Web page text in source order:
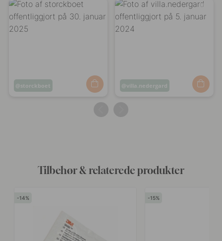
Opslag
storckboet
Opslag
villa.nedergard
Tilbehør & relaterede produkter
14 15